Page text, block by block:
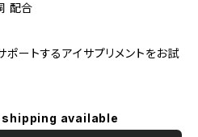
配合
ートするアイサプリメントをお試
available